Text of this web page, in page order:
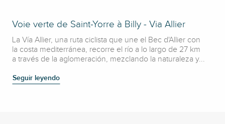
Voie verte de Saint-Yorre à Billy - Via Allier
La Vía Allier, una ruta ciclista que une el Bec d'Allier con
la costa mediterránea, recorre el río a lo largo de 27 km
a través de la aglomeración, mezclando la naturaleza y...
Seguir leyendo